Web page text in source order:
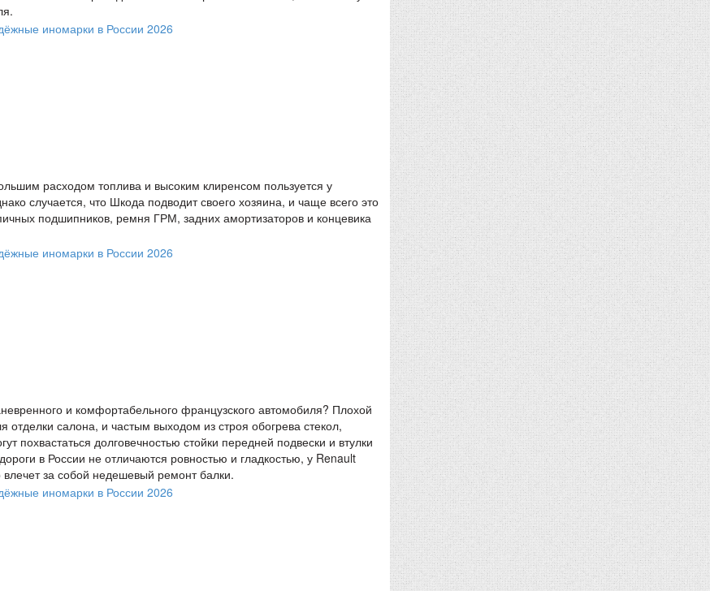
расходом топлива и высоким клиренсом пользуется у
случается, что Шкода подводит своего хозяина, и чаще всего это
подшипников, ремня ГРМ, задних амортизаторов и концевика
и комфортабельного французского автомобиля? Плохой
салона, и частым выходом из строя обогрева стекол,
похвастаться долговечностью стойки передней подвески и втулки
в России не отличаются ровностью и гладкостью, у Renault
за собой недешевый ремонт балки.